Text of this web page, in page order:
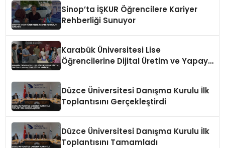
Sinop’ta İŞKUR Öğrencilere Kariyer
Rehberliği Sunuyor
Karabük Üniversitesi Lise
Öğrencilerine Dijital Üretim ve Yapay
Düzce Üniversitesi Danışma Kurulu İlk
Toplantısını Gerçekleştirdi
Düzce Üniversitesi Danışma Kurulu İlk
Toplantısını Tamamladı